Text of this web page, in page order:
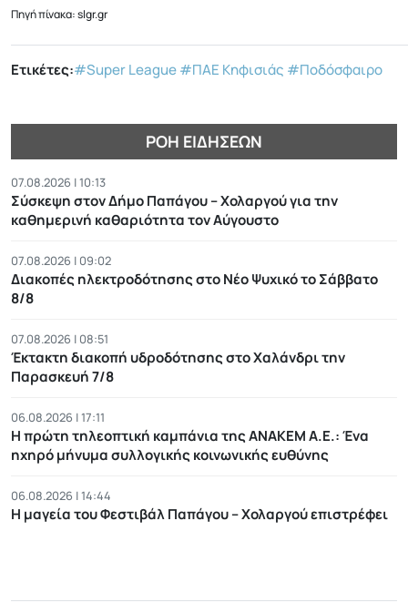
Πηγή πίνακα: slgr.gr
Ετικέτες:#Super League#ΠΑΕ Κηφισιάς #Ποδόσφαιρο
ΡΟΉ ΕΙΔΉΣΕΩΝ
07.08.2026 | 10:13
Σύσκεψη στον Δήμο Παπάγου – Χολαργού για την
καθημερινή καθαριότητα τον Αύγουστο
07.08.2026 | 09:02
Διακοπές ηλεκτροδότησης στο Νέο Ψυχικό το Σάββατο
8/8
07.08.2026 | 08:51
Έκτακτη διακοπή υδροδότησης στο Χαλάνδρι την
Παρασκευή 7/8
06.08.2026 | 17:11
Η πρώτη τηλεοπτική καμπάνια της ΑΝΑΚΕΜ Α.Ε.: Ένα
ηχηρό μήνυμα συλλογικής κοινωνικής ευθύνης
06.08.2026 | 14:44
Η μαγεία του Φεστιβάλ Παπάγου – Χολαργού επιστρέφει